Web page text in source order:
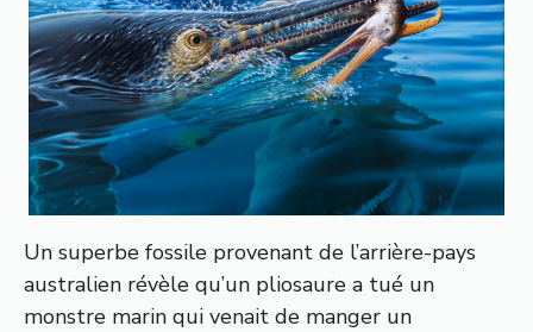
Un superbe fossile provenant de l’arrière-pays
australien révèle qu’un pliosaure a tué un
monstre marin qui venait de manger un